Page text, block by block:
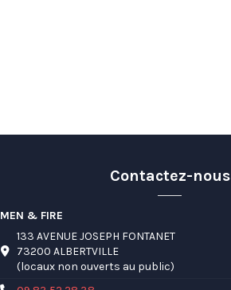
Contactez-nous
MEN & FIRE
133 AVENUE JOSEPH FONTANET
73200 ALBERTVILLE
(locaux non ouverts au public)